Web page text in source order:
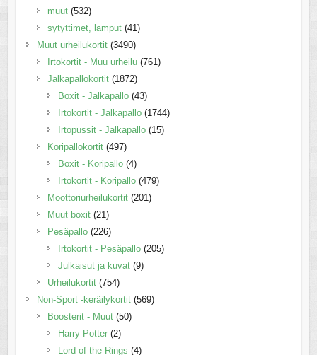
muut (532)
sytyttimet, lamput (41)
Muut urheilukortit (3490)
Irtokortit - Muu urheilu (761)
Jalkapallokortit (1872)
Boxit - Jalkapallo (43)
Irtokortit - Jalkapallo (1744)
Irtopussit - Jalkapallo (15)
Koripallokortit (497)
Boxit - Koripallo (4)
Irtokortit - Koripallo (479)
Moottoriurheilukortit (201)
Muut boxit (21)
Pesäpallo (226)
Irtokortit - Pesäpallo (205)
Julkaisut ja kuvat (9)
Urheilukortit (754)
Non-Sport -keräilykortit (569)
Boosterit - Muut (50)
Harry Potter (2)
Lord of the Rings (4)